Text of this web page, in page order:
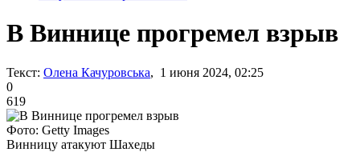
В Виннице прогремел взрыв
Текст: Олена Качуровська, 1 июня 2024, 02:25
0
619
Фото: Getty Images
Винницу атакуют Шахеды